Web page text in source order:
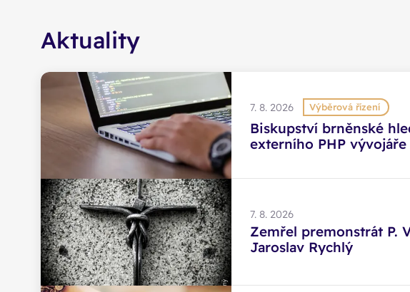
Aktuality
7. 8. 2026 Výběrová řízení
Biskupství brněnské
externího PHP vývojáře
7. 8. 2026
Zemřel premonstrát P.
Jaroslav Rychlý